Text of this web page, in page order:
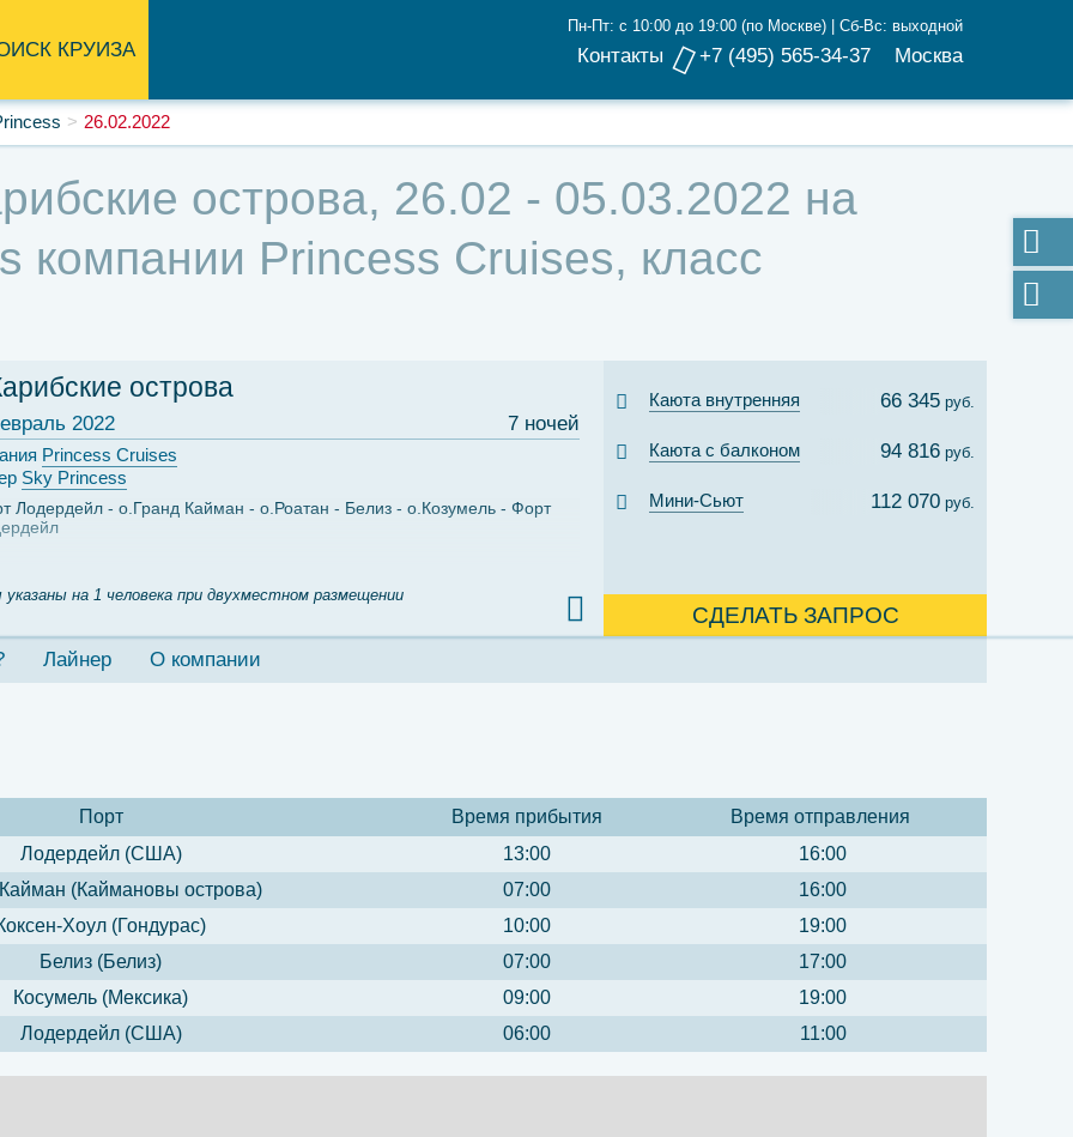
КРУИЗА Контакты
Пн-Пт: с 10:00 до 19:00 (по Москве) | Сб-Вс: выходной
+7 (495) 565-34-37 Москва
26.02.2022
острова, 26.02 - 05.03.2022 на
компании Princess Cruises, класс
острова
7 ночей
2022
Princess Cruises
Sky Princess
Лодердейл о.Гранд Кайман о.Роатан Белиз о.Козумель
Форт
на 1 человека при двухместном размещении
Каюта внутренняя 66 345 руб.
Каюта с балконом 94 816 руб.
Мини-Сьют 112 070 руб.
СДЕЛАТЬ ЗАПРОС
Лайнер О компании
Порт Время прибытия
Время отправления
Лодердейл (США)
13:00
16:00
(Каймановы острова)
07:00
16:00
Хоул (Гондурас)
10:00
19:00
Белиз (Белиз)
07:00
17:00
Косумель (Мексика)
09:00
19:00
Лодердейл (США)
06:00 11:00